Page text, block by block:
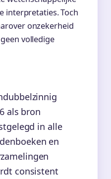
interpretaties. Toch
onzekerheid
volledige
als bron
in alle
en
consistent